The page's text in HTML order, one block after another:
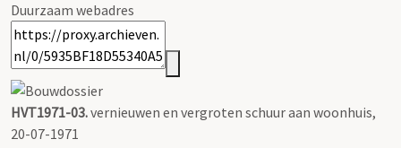
Duurzaam webadres
HVT1971-03.vernieuwen en vergroten schuur aan woonhuis,
20-07-1971